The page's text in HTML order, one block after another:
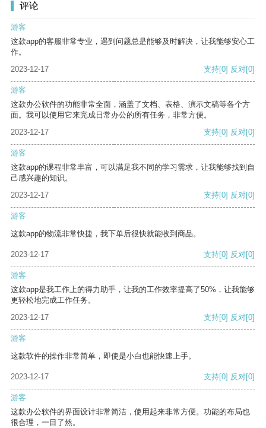
评论
游客
这款app的客服非常专业，遇到问题总是能够及时解决，让我能够安心工
作。
2023-12-17
支持[0] 反对[0]
游客
这款办公软件的功能非常全面，涵盖了文档、表格、演示文稿等各个方
面。我可以使用它来完成日常办公的所有任务，非常方便。
2023-12-17
支持[0] 反对[0]
游客
这款app的课程非常丰富，可以满足我不同的学习需求，让我能够找到自
己感兴趣的知识。
2023-12-17
支持[0] 反对[0]
游客
这款app的物流非常快捷，我下单后很快就能收到商品。
2023-12-17 支持[0] 反对[0]
游客
这款app是我工作上的得力助手，让我的工作效率提高了50%，让我能够
更轻松地完成工作任务。
2023-12-17
支持[0] 反对[0]
游客
这款软件的操作非常简单，即使是小白也能快速上手。
2023-12-17 支持[0] 反对[0]
游客
这款办公软件的界面设计非常简洁，使用起来非常方便。功能的布局也
很合理，一目了然。